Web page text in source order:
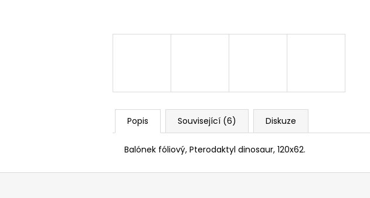
Popis Související (6) Diskuze
Balónek fóliový, Pterodaktyl dinosaur, 120x62.
Z